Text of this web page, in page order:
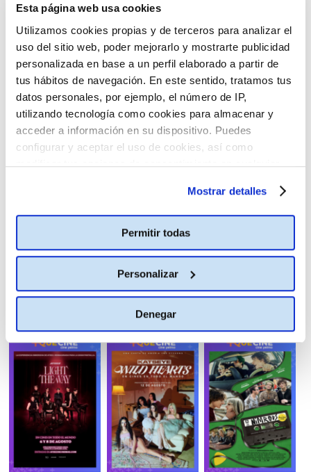
Esta página web usa cookies
Utilizamos cookies propias y de terceros para analizar el
uso del sitio web, poder mejorarlo y mostrarte publicidad
personalizada en base a un perfil elaborado a partir de
tus hábitos de navegación. En este sentido, tratamos tus
datos personales, por ejemplo, el número de IP,
utilizando tecnología como cookies para almacenar y
acceder a información en su dispositivo. Puedes
configurar y aceptar el uso de cookies, así como
modificar tus opciones de consentimiento en cualquier
Mostrar detalles
Permitir todas
Personalizar
Denegar